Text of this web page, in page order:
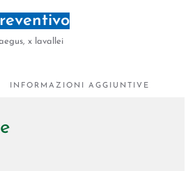
, x lavallei
INFORMAZIONI AGGIUNTIVE